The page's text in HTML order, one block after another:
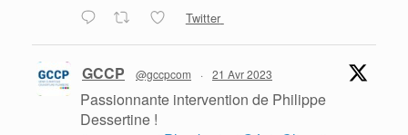
Twitter
GCCP @gccpcom · 21 Avr 2023
Passionnante intervention de Philippe
Dessertine !